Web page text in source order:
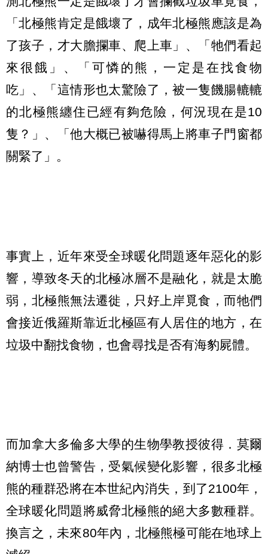
「北極熊肯定是餓壞了，成年北極熊應該是為
了孩子，才大膽攔車、爬上車」、「牠們看起
來很餓」、「可憐的熊，一定是在找食物
吃」、「這情形也太驚險了，被一隻饑腸轆轆
的北極熊纏住已經有夠危險，何況現在是10
隻？」、「他大概已被嚇得馬上將車子門窗都
關緊了」。
事實上，近年來受全球暖化問題逐年惡化的影
響，導致冬天的北極冰層不是融化，就是太脆
弱，北極熊無法遷徙，只好上岸覓食，而牠們
會接近俄羅斯靠近北極區有人居住的地方，在
垃圾中翻找食物，也會尋找是否有海豹屍體。
而加拿大多倫多大學的生物學教授彼得．莫爾
納博士也曾警告，受氣候變化影響，很多北極
熊的種群恐將在本世紀內消失，到了2100年，
全球暖化問題將威脅北極熊的絕大多數種群。
換言之，未來80年內，北極熊極可能在地球上